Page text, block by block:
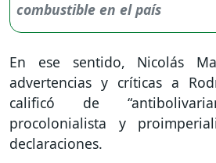
En ese sentido, Nicolás
advertencias y críticas a
calificó de
procolonialista y
declaraciones.